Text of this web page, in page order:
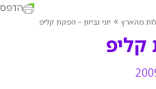
מהארץ » יוני גביזון – הפקת קליפ
קליפ
הדפס